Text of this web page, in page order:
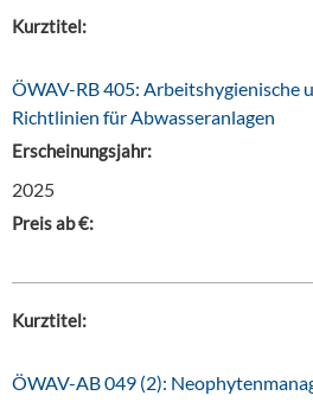
Kurztitel:
ÖWAV-RB 405: Arbeitshygienische
Richtlinien für Abwasseranlagen
Erscheinungsjahr:
2025
Preis ab €:
Kurztitel:
ÖWAV-AB 049 (2):